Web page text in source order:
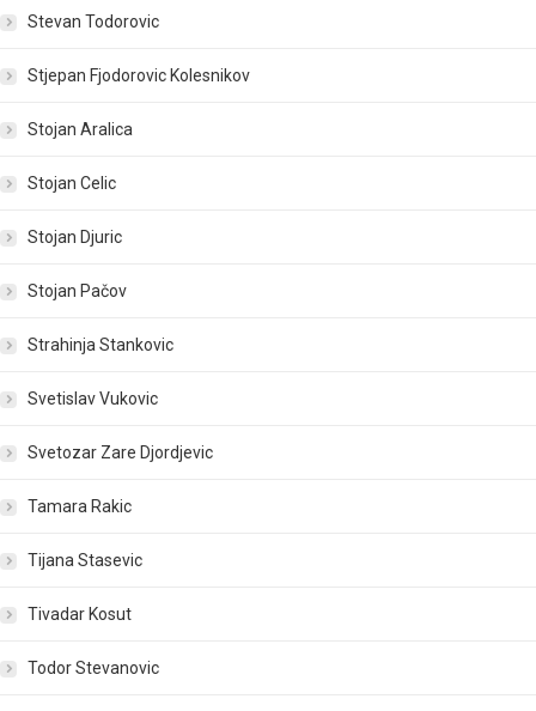
Stevan Todorovic
Stjepan Fjodorovic Kolesnikov
Stojan Aralica
Stojan Celic
Stojan Djuric
Stojan Pačov
Strahinja Stankovic
Svetislav Vukovic
Svetozar Zare Djordjevic
Tamara Rakic
Tijana Stasevic
Tivadar Kosut
Todor Stevanovic